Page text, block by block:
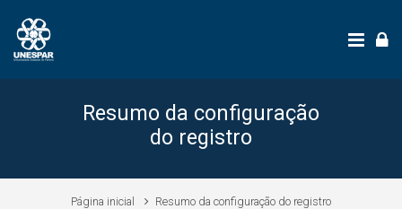
Resumo da configuração
do registro
Página inicial Resumo da configuração do registro